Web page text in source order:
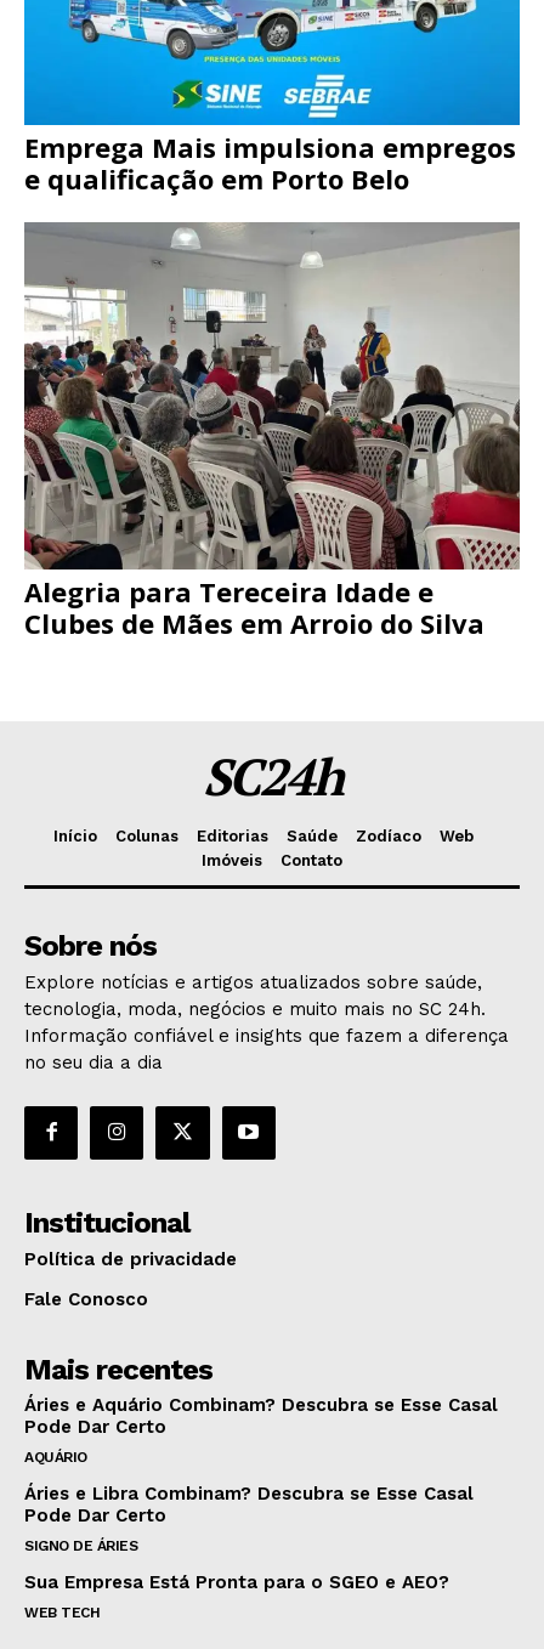
Emprega Mais impulsiona empregos
e qualificação em Porto Belo
Alegria para Tereceira Idade e
Clubes de Mães em Arroio do Silva
SC24h
Início Colunas Editorias Saúde Zodíaco
Web
Imóveis
Contato
Sobre nós
Explore notícias e artigos atualizados sobre saúde,
tecnologia, moda, negócios e muito mais no SC 24h.
Informação confiável e insights que fazem a diferença
no seu dia a dia
Institucional
Política de privacidade
Fale Conosco
Mais recentes
Áries e Aquário Combinam? Descubra se Esse Casal
Pode Dar Certo
AQUÁRIO
Áries e Libra Combinam? Descubra se Esse Casal
Pode Dar Certo
SIGNO DE ÁRIES
Sua Empresa Está Pronta para o SGEO e AEO?
WEB TECH